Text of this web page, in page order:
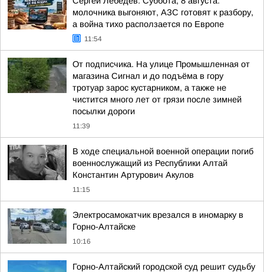
молочника выгоняют, АЗС готовят к разбору,
а война тихо расползается по Европе
11:54
От подписчика. На улице Промышленная от
магазина Сигнал и до подъёма в гору
тротуар зарос кустарником, а также не
чистится много лет от грязи после зимней
посылки дороги
11:39
В ходе специальной военной операции погиб
военнослужащий из Республики Алтай
Константин Артурович Акулов
11:15
Электросамокатчик врезался в иномарку в
Горно-Алтайске
10:16
Горно-Алтайский городской суд решит судьбу